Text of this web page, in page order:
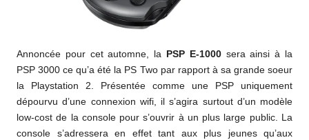
Annoncée pour cet automne, la PSP E-1000sera ainsi à la
PSP 3000 ce qu’a été la PS Two par rapport à sa grande soeur
la Playstation 2. Présentée comme une PSP uniquement
dépourvu d’une connexion wifi, il s’agira surtout d’un modèle
low-cost de la console pour s’ouvrir à un plus large public. La
console s’adressera en effet tant aux plus jeunes qu’aux